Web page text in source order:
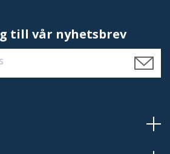
till vår nyhetsbrev